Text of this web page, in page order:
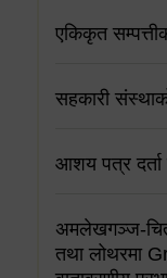
एकिकृत
सहकारी
आशय पत्र दर्ता
अमलेखगञ्ज-
तथा लोथरमा